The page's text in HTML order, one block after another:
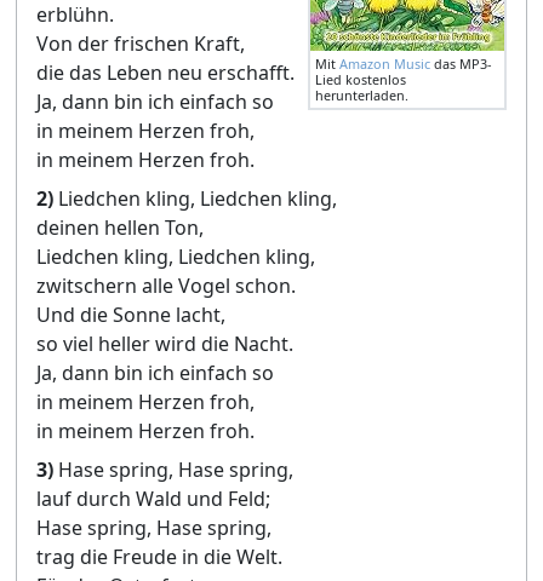
Mit Amazon Music das MP3-
Lied kostenlos
herunterladen.
erblühn.
Von der frischen Kraft,
die das Leben neu erschafft.
Ja, dann bin ich einfach so
in meinem Herzen froh,
in meinem Herzen froh.
2) Liedchen kling, Liedchen kling,
deinen hellen Ton,
Liedchen kling, Liedchen kling,
zwitschern alle Vogel schon.
Und die Sonne lacht,
so viel heller wird die Nacht.
Ja, dann bin ich einfach so
in meinem Herzen froh,
in meinem Herzen froh.
3) Hase spring, Hase spring,
lauf durch Wald und Feld;
Hase spring, Hase spring,
trag die Freude in die Welt.